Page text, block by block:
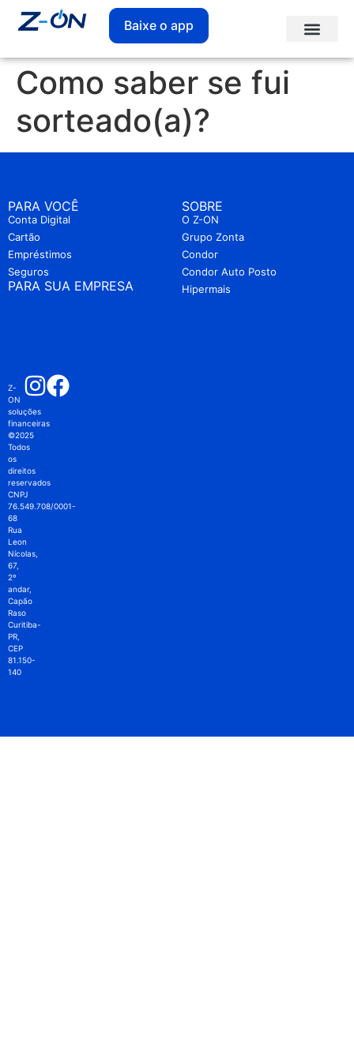
Baixe o app
Como saber se fui
sorteado(a)?
PARA VOCÊ
Conta Digital
Cartão
Empréstimos
Seguros
PARA SUA EMPRESA
SOBRE
O Z-ON
Grupo Zonta
Condor
Condor Auto Posto
Hipermais
Z-
ON
soluções
financeiras
©2025
Todos
os
direitos
reservados
CNPJ
76.549.708/0001-
68
Rua
Leon
Nícolas,
67,
2º
andar,
Capão
Raso
Curitiba-
PR,
CEP
81.150-
140